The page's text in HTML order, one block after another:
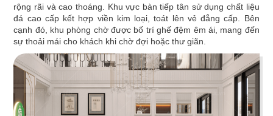
Không gian nội thất bắt kịp xu hướng theo phong
cách hiện đại lấy màu sắc thương hiệu làm chủ
đạo
Chi tiết
rộng rãi và cao thoáng. Khu vực bàn tiếp tân sử dụng chất liệu
đá cao cấp kết hợp viền kim loại, toát lên vẻ đẳng cấp. Bên
cạnh đó, khu phòng chờ được bố trí ghế đệm êm ái, mang đến
sự thoải mái cho khách khi chờ đợi hoặc thư giãn.